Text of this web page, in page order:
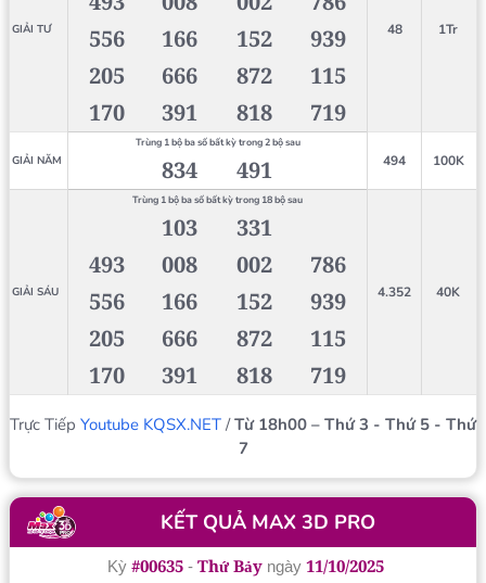
GIẢI TƯ 48 1Tr
556
166 152
939
205
666 872
115
170
391 818 719
GIẢI NĂM
Trùng 1 bộ ba số bất kỳ trong 2 bộ sau
494 100K
834 491
GIẢI SÁU
Trùng 1 bộ ba số bất kỳ trong 18 bộ sau
4.352 40K
103
331
493
008 002
786
556
166 152
939
205
666 872
115
170
391 818 719
Trực Tiếp Youtube KQSX.NET /Từ 18h00 – Thứ 3 - Thứ 5 - Thứ
7
KẾT QUẢ MAX 3D PRO
Kỳ #00635- Thứ Bảyngày 11/10/2025